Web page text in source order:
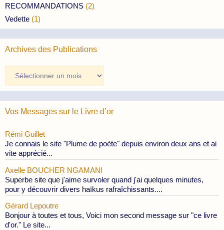
RECOMMANDATIONS (2)
Vedette (1)
Archives des Publications
des
Publications
Vos Messages sur le Livre d’or
Rémi Guillet
Je connais le site "Plume de poète" depuis environ deux ans et ai
vite apprécié...
Axelle BOUCHER NGAMANI
Superbe site que j'aime survoler quand j'ai quelques minutes,
pour y découvrir divers haïkus rafraîchissants....
Gérard Lepoutre
Bonjour à toutes et tous, Voici mon second message sur "ce livre
d'or." Le site...